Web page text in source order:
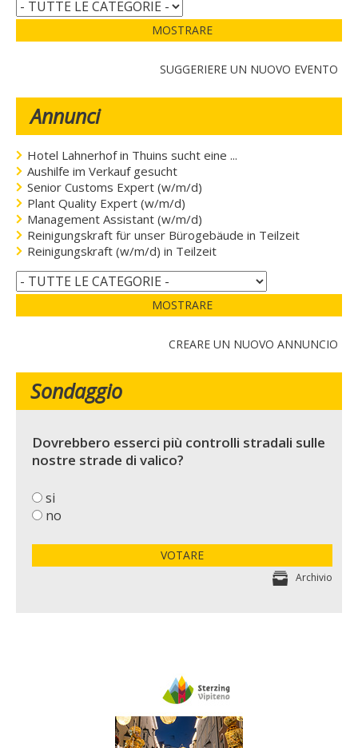
MOSTRARE
SUGGERIERE UN NUOVO EVENTO
Annunci
Hotel Lahnerhof in Thuins sucht eine ...
Aushilfe im Verkauf gesucht
Senior Customs Expert (w/m/d)
Plant Quality Expert (w/m/d)
Management Assistant (w/m/d)
Reinigungskraft für unser Bürogebäude in Teilzeit
Reinigungskraft (w/m/d) in Teilzeit
MOSTRARE
CREARE UN NUOVO ANNUNCIO
Sondaggio
Dovrebbero esserci più controlli stradali sulle
nostre strade di valico?
si
no
VOTARE
Archivio